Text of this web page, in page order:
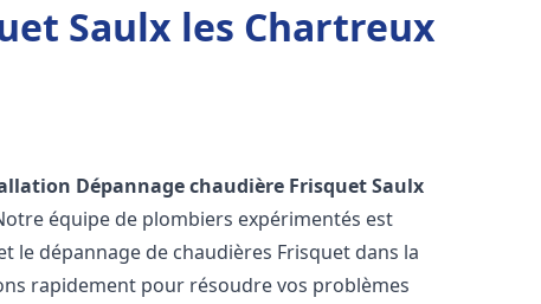
Saulx les Chartreux
Dépannage chaudière FrisquetSaulx
équipe de plombiers expérimentés est
le dépannage de chaudières Frisquet dans la
rapidement pour résoudre vos problèmes